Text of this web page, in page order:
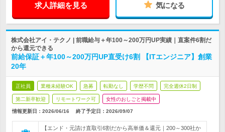
求人詳細を見る 気になる
株式会社アイ・テクノ | 前職給与＋年100～200万円UP実績｜直案件6割だ
から還元できる
前給保証＋年100～200万円UP直受け6割 【ITエンジニア】創業
20年
正社員 業種未経験OK 急募 転勤なし 学歴不問 完全週休2日制
第二新卒歓迎 リモートワーク可 女性のおしごと掲載中
情報更新日：2026/06/16 終了予定日： 2026/09/07
【エンド・元請け直取引6割だから高単価＆還元｜200～300社か